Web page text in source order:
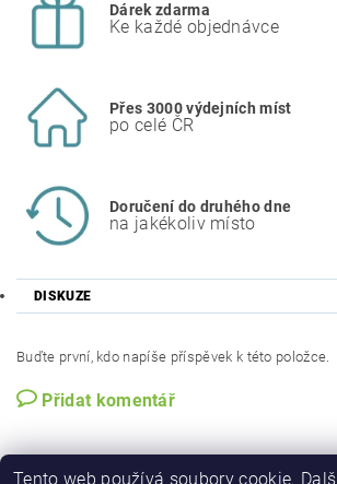
Dárek zdarma
Ke každé objednávce
Přes 3000 výdejních míst
po celé ČR
Doručení do druhého dne
na jakékoliv místo
DISKUZE
Buďte první, kdo napíše příspěvek k této položce.
Přidat komentář
Tento web používá soubory cookie.